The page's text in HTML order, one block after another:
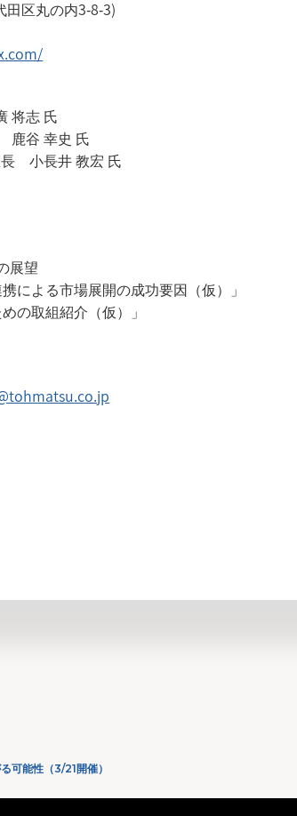
区丸の内3-8-3)
将志 氏
鹿谷 幸史 氏
長 小長井 教宏 氏
展望
による市場展開の成功要因（仮）」
の取組紹介（仮）」
可能性（3/21開催）